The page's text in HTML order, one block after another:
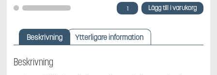
EXTRA
HIGH
KIT
mängd
Lägg till i varukorg
Beskrivning Ytterligare information
Beskrivning